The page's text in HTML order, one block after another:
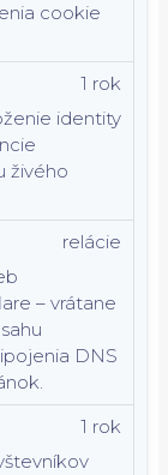
cookie
identity
živého
1 rok
– vrátane
DNS
relácie
1 rok